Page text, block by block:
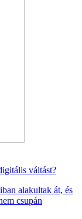
váltást?
alakultak át, és
csupán